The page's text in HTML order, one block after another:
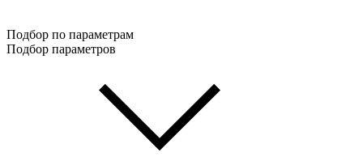
Подбор по параметрам
Подбор параметров